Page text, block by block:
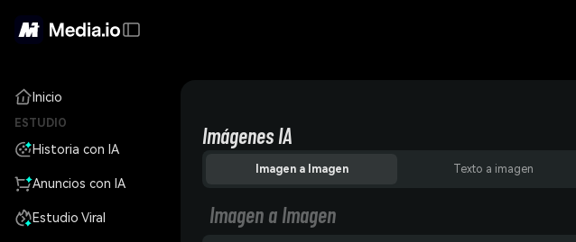
Inicio
ESTUDIO
Historia con IA
Anuncios con IA
Estudio Viral
Imágenes IA
Imagen a Imagen Texto a imagen
Imagen a Imagen